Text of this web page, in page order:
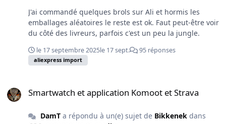
J'ai commandé quelques brols sur Ali et hormis les
emballages aléatoires le reste est ok. Faut peut-être voir
du côté des livreurs, parfois c'est un peu la jungle.
le 17 septembre 2025le 17 sept. 95 réponses
aliexpress import
Smartwatch et application Komoot et Strava
DamTa répondu à un(e) sujet de Bikkenekdans